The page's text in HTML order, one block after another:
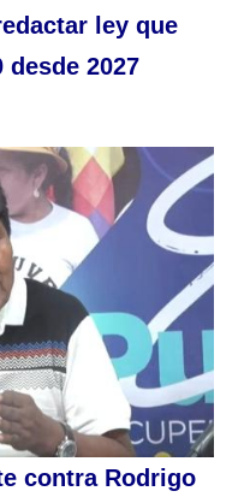
ley que
desde 2027
contra Rodrigo